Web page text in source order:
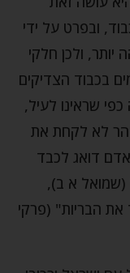
ובפרט על ידי
ולכן חלקי
בכבוד הצדיקים
שראינו לעיל,
לא לקחת את
דואג לכבד
(שמואל א ב),
את הבריות" (פרקי